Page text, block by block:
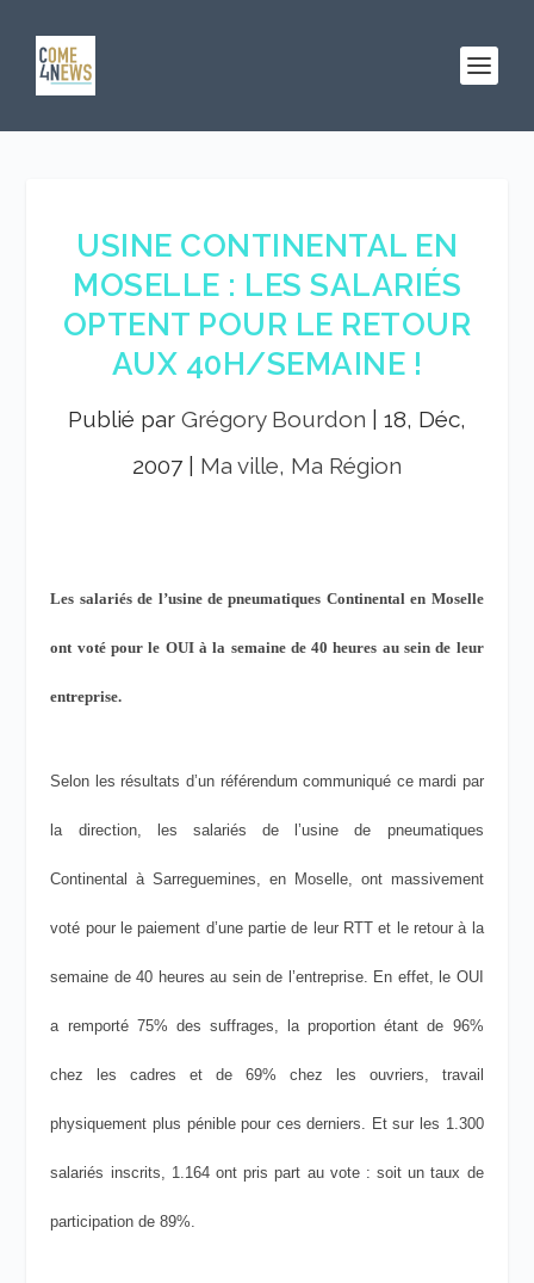
USINE CONTINENTAL EN
MOSELLE : LES SALARIÉS
OPTENT POUR LE RETOUR
AUX 40H/SEMAINE !
Publié par Grégory Bourdon
18, Déc,
2007
Ma ville, Ma Région
Les salariés de l’usine de pneumatiques Continental en Moselle
ont voté pour le OUI à la semaine de 40 heures au sein de leur
entreprise.
Selon les résultats d’un référendum communiqué ce mardi par
la direction, les salariés de l’usine de pneumatiques
Continental à Sarreguemines, en Moselle, ont massivement
voté pour le paiement d’une partie de leur RTT et le retour à la
semaine de 40 heures au sein de l’entreprise. En effet, le OUI
a remporté 75% des suffrages, la proportion étant de 96%
chez les cadres et de 69% chez les ouvriers, travail
physiquement plus pénible pour ces derniers. Et sur les 1.300
salariés inscrits, 1.164 ont pris part au vote : soit un taux de
participation de 89%.